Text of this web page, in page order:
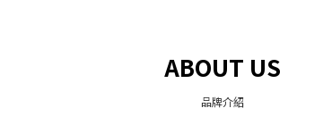
ABOUT US
品牌介紹